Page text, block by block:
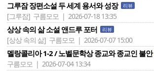
그루잠 장편소설 두 세계 용서와 성장 리뷰
[그루잠] 구름모모 | 2026-07-18 13:35
상상 속의 삶 소설 앤드루 포터 리뷰
[상상 속의 삶] 구름모모 | 2026-07-07 15:00
멜랑콜리아 1-2 / 노벨문학상 종교와 종교인 불안
구름모모 | 2026-07-04 13:34